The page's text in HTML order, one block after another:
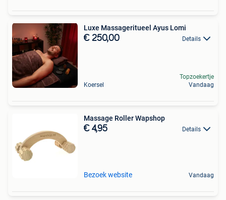
Luxe Massageritueel Ayus Lomi
€ 250,00 Details
Koersel
Topzoekertje
Vandaag
Massage Roller Wapshop
€ 4,95 Details
Bezoek website Vandaag